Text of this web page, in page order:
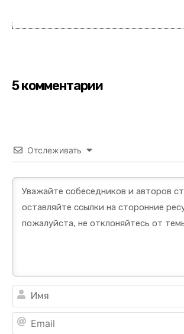
5 комментарии
Отслеживать